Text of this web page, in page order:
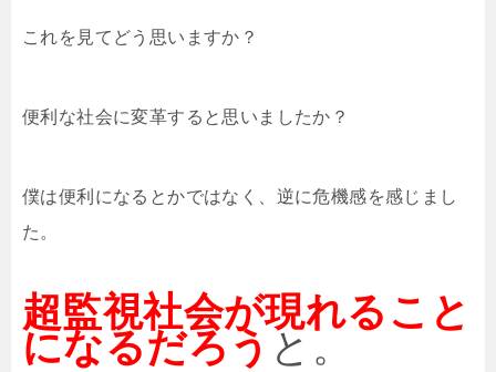
これを見てどう思いますか？
便利な社会に変革すると思いましたか？
僕は便利になるとかではなく、逆に危機感を感じまし
た。
超監視社会が現れること
になるだろう と。